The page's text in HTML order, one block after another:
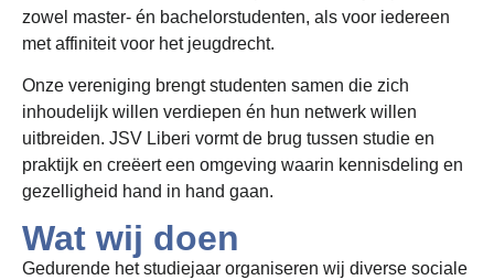
zowel master- én bachelorstudenten, als voor iedereen
met affiniteit voor het jeugdrecht.
Onze vereniging brengt studenten samen die zich
inhoudelijk willen verdiepen én hun netwerk willen
uitbreiden. JSV Liberi vormt de brug tussen studie en
praktijk en creëert een omgeving waarin kennisdeling en
gezelligheid hand in hand gaan.
Wat wij doen
Gedurende het studiejaar organiseren wij diverse sociale